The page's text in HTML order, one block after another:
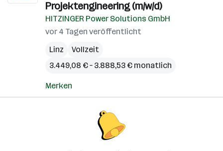
Projektengineering (m/w/d)
HITZINGER Power Solutions GmbH
vor 4 Tagen veröffentlicht
Linz
Vollzeit
3.449,08 € – 3.888,53 € monatlich
Merken